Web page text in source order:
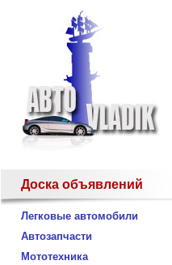
Доска объявлений
Легковые автомобили
Автозапчасти
Мототехника